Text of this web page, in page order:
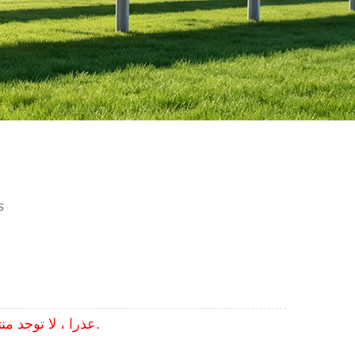
عذرا ، لا توجد منتجات ذات صلة ، استبدل كلمات البحث.